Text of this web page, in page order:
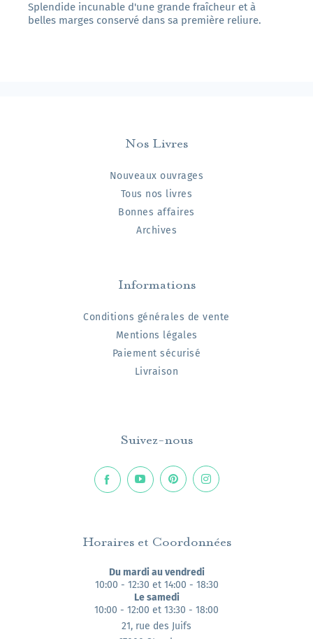
Splendide incunable d'une grande fraîcheur et à
belles marges conservé dans sa première reliure.
Nos Livres
Nouveaux ouvrages
Tous nos livres
Bonnes affaires
Archives
Informations
Conditions générales de vente
Mentions légales
Paiement sécurisé
Livraison
Suivez-nous
Horaires et Coordonnées
Du mardi au vendredi
10:00 - 12:30 et 14:00 - 18:30
Le samedi
10:00 - 12:00 et 13:30 - 18:00
21, rue des Juifs